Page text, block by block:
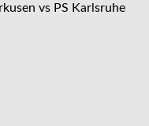
vs PS Karlsruhe